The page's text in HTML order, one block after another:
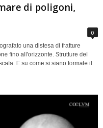
di poligoni,
0
una distesa di fratture
fino all'orizzonte. Strutture del
E su come si siano formate il